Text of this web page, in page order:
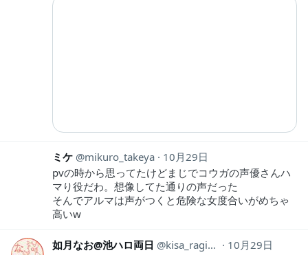
ミケ mikuro_takeya
10月29日
pvの時から思ってたけどまじでコウガの声優さんハ
マり役だわ。想像してた通りの声だった
そんでアルマは声がつくと危険な女度合いがめちゃ
高いw
如月なお@池ハロ両日 kisa_ragi_nao
10月29日